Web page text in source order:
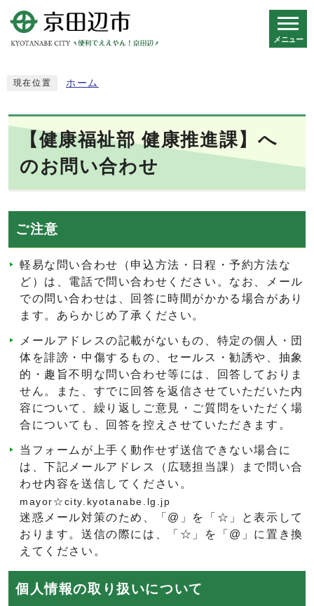
メニュー
現在位置 ホーム
【健康福祉部 健康推進課】へ
のお問い合わせ
ご注意
軽易な問い合わせ（申込方法・日程・予約方法な
ど）は、電話で問い合わせください。なお、メール
での問い合わせは、回答に時間がかかる場合があり
ます。あらかじめ了承ください。
メールアドレスの記載がないもの、特定の個人・団
体を誹謗・中傷するもの、セールス・勧誘や、抽象
的・趣旨不明な問い合わせ等には、回答しておりま
せん。また、すでに回答を返信させていただいた内
容について、繰り返しご意見・ご質問をいただく場
合についても、回答を控えさせていただきます。
当フォームが上手く動作せず送信できない場合に
は、下記メールアドレス（広聴担当課）まで問い合
わせ内容を送信してください。
mayor☆city.kyotanabe.lg.jp
迷惑メール対策のため、「@」を「☆」と表示して
おります。送信の際には、「☆」を「@」に置き換
えてください。
個人情報の取り扱いについて